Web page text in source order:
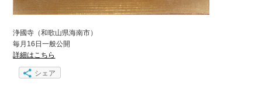
浄國寺（和歌山県海南市）
毎月16日一般公開
詳細はこちら
シェア